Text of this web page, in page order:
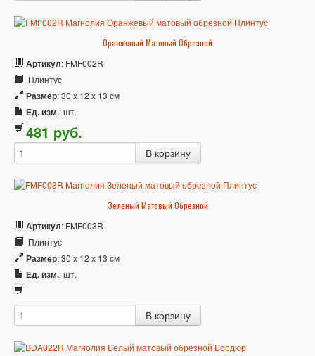
Оранжевый Матовый Обрезной
Артикул: FMF002R
Плинтус
Размер: 30 x 12 x 13 см
Ед. изм.: шт.
481 pуб.
Зеленый Матовый Обрезной
Артикул: FMF003R
Плинтус
Размер: 30 x 12 x 13 см
Ед. изм.: шт.